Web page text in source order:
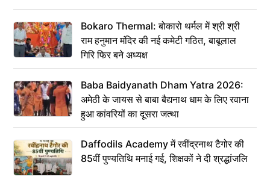
Bokaro Thermal: बोकारो थर्मल में श्री श्री
राम हनुमान मंदिर की नई कमेटी गठित, बाबूलाल
गिरि फिर बने अध्यक्ष
Baba Baidyanath Dham Yatra 2026:
अमेठी के जायस से बाबा बैद्यनाथ धाम के लिए रवाना
हुआ कांवरियों का दूसरा जत्था
Daffodils Academy में रवींद्रनाथ टैगोर की
85वीं पुण्यतिथि मनाई गई, शिक्षकों ने दी श्रद्धांजलि